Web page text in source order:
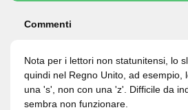
Commenti
Nota per i lettori non statunitensi, lo
quindi nel Regno Unito, ad esempio,
una 's', non con una 'z'. Difficile da
sembra non funzionare.